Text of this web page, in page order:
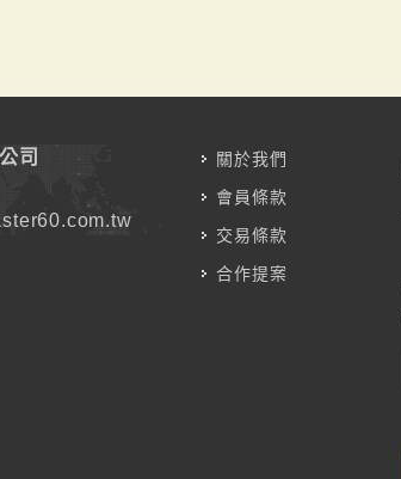
司
關於我們
會員條款
交易條款
合作提案